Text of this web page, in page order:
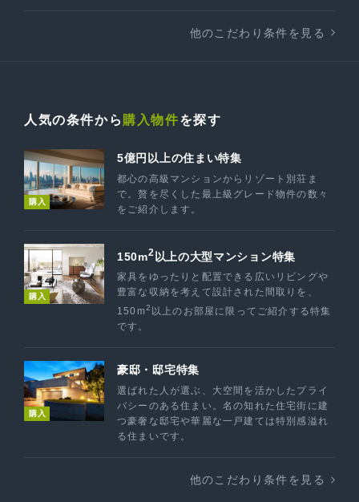
他のこだわり条件を見る
人気の条件から 購入物件を探す
購入
5億円以上の住まい特集
都心の高級マンションからリゾート別荘ま
で。贅を尽くした最上級グレード物件の数々
をご紹介します。
購入
150m2 以上の大型マンション特集
家具をゆったりと配置できる広いリビングや
豊富な収納を考えて設計された間取りを、
150m2 以上のお部屋に限ってご紹介する特集
です。
購入
豪邸・邸宅特集
選ばれた人が選ぶ、大空間を活かしたプライ
バシーのある住まい。名の知れた住宅街に建
つ豪奢な邸宅や華麗な一戸建ては特別感溢れ
る住まいです。
他のこだわり条件を見る